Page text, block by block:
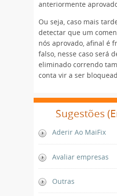
anteriormente
Ou seja, caso mais
detectar que um
nós aprovado, afinal é
falso, nesse caso será
eliminado correndo
conta vir a ser
Sugestões
Aderir Ao MaiFix
Avaliar empresas
Outras